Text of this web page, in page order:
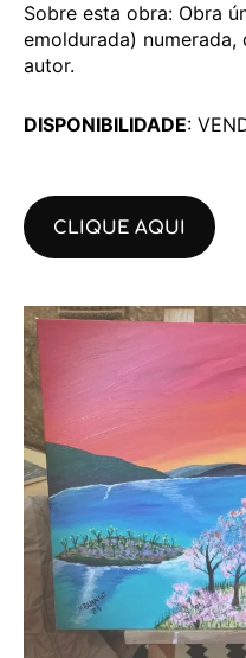
Sobre esta obra: Obra
emoldurada) numerada,
autor.
DISPONIBILIDADE:
CLIQUE AQUI